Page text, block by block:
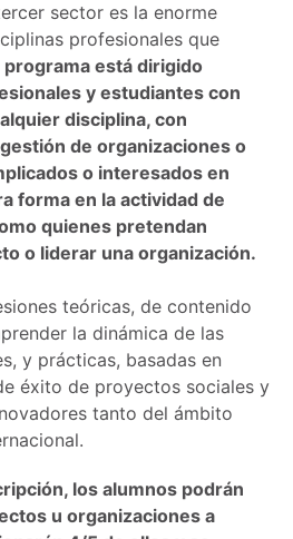
sector es la enorme
profesionales que
programa está dirigido
y estudiantes con
disciplina, con
de organizaciones o
o interesados en
forma en la actividad de
quienes pretendan
o liderar una organización.
teóricas, de contenido
la dinámica de las
y prácticas, basadas en
éxito de proyectos sociales y
tanto del ámbito
los alumnos podrán
u organizaciones a